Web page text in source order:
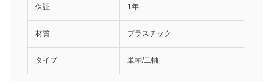
保証 1年
材質 プラスチック
タイプ 単軸/二軸